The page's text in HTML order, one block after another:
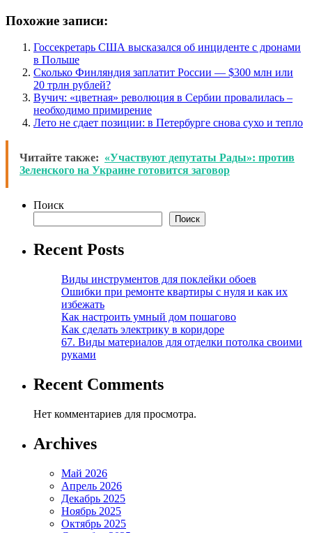
Похожие записи:
Госсекретарь США высказался об инциденте с дронами
в Польше
Сколько Финляндия заплатит России — $300 млн или
20 трлн рублей?
Вучич: «цветная» революция в Сербии провалилась –
необходимо примирение
Лето не сдает позиции: в Петербурге снова сухо и тепло
Читайте также: «Участвуют депутаты Рады»: против
Зеленского на Украине готовится заговор
Поиск
Поиск
Recent Posts
Виды инструментов для поклейки обоев
Ошибки при ремонте квартиры с нуля и как их
избежать
Как настроить умный дом пошагово
Как сделать электрику в коридоре
67. Виды материалов для отделки потолка своими
руками
Recent Comments
Нет комментариев для просмотра.
Archives
Май 2026
Апрель 2026
Декабрь 2025
Ноябрь 2025
Октябрь 2025